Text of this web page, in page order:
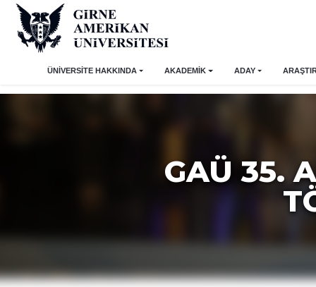
ÜNİVERSİTE HAKKINDA AKADEMİK ADAY
GAÜ 35.